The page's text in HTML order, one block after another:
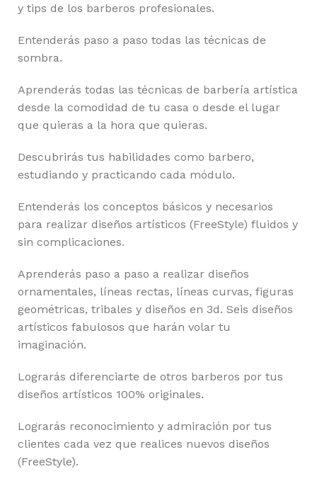
y tips de los barberos profesionales.
Entenderás paso a paso todas las técnicas de
sombra.
Aprenderás todas las técnicas de barbería artística
desde la comodidad de tu casa o desde el lugar
que quieras a la hora que quieras.
Descubrirás tus habilidades como barbero,
estudiando y practicando cada módulo.
Entenderás los conceptos básicos y necesarios
para realizar diseños artísticos (FreeStyle) fluidos y
sin complicaciones.
Aprenderás paso a paso a realizar diseños
ornamentales, líneas rectas, líneas curvas, figuras
geométricas, tribales y diseños en 3d. Seis diseños
artísticos fabulosos que harán volar tu
imaginación.
Lograrás diferenciarte de otros barberos por tus
diseños artísticos 100% originales.
Lograrás reconocimiento y admiración por tus
clientes cada vez que realices nuevos diseños
(FreeStyle).